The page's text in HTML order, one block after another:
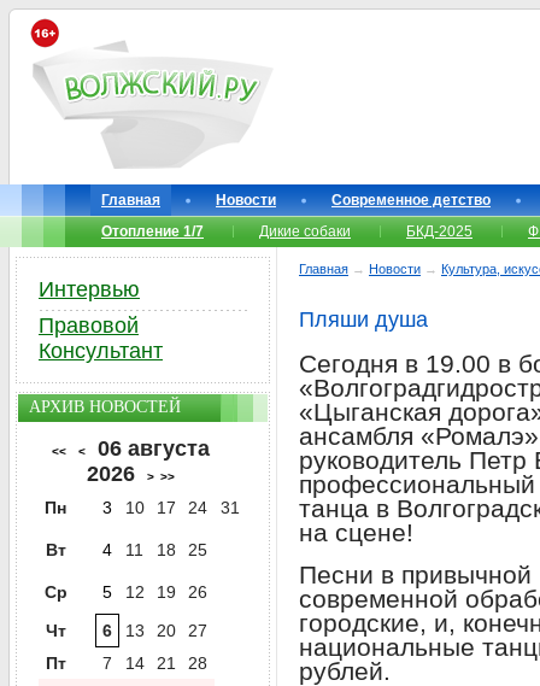
Главная Новости
Современное детство
Отопление 1/7
Дикие собаки БКД-2025
Главная → Новости → Культура,
Пляши душа
Сегодня в 19.00 в
«Цыганская
ансамбля
руководитель
профессиональный
танца в
на сцене!
Песни в привычной
современной
городские, и,
национальные
рублей.
Интервью
Правовой
Консультант
АРХИВ НОВОСТЕЙ
<< <
06 августа
2026
> >>
Пн 3 10 17 24 31
Вт 4 11 18 25
Ср 5 12 19
26
Чт
6 13 20
27
Пт
7 14 21
28